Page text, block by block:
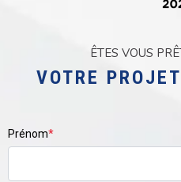
ÊTES VOUS
VOTRE
Prénom*